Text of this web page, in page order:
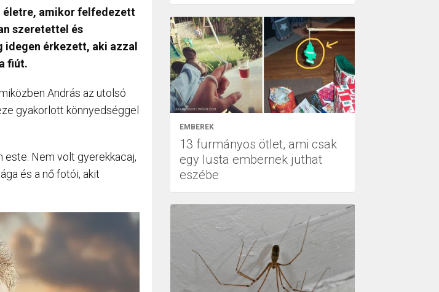
életre, amikor felfedezett
szeretettel és
idegen érkezett, aki azzal
fiút.
András az utolsó
gyakorlott könnyedséggel
este. Nem volt gyerekkacaj,
és a nő fotói, akit
EMBEREK
13 furmányos ötlet, ami csak
egy lusta embernek juthat
eszébe